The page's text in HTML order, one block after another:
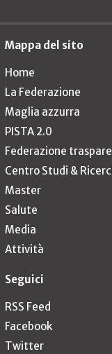
Mappa del sito
Home
La Federazione
Maglia azzurra
PISTA 2.0
Federazione
Centro Studi &
Master
Salute
Media
Attività
Seguici
RSS Feed
Facebook
Twitter